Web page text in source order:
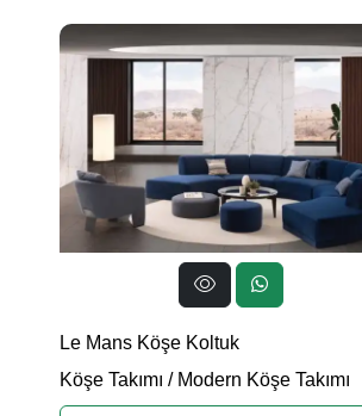
Le Mans Köşe Koltuk
Köşe Takımı / Modern Köşe Takımı